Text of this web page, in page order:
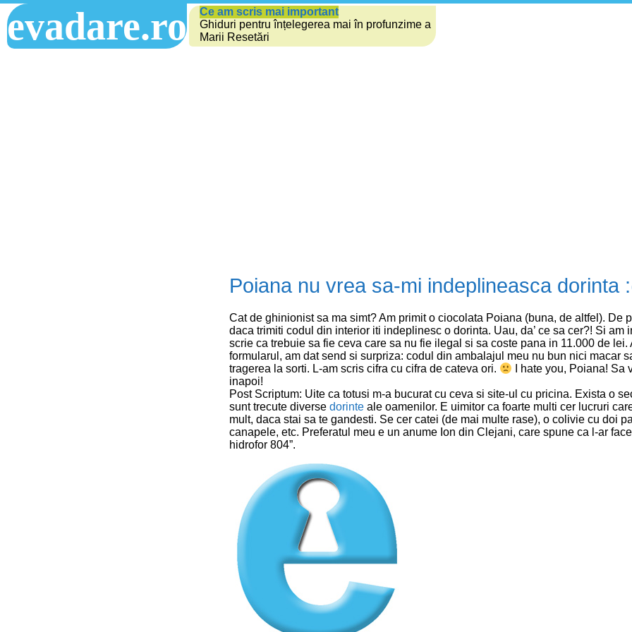
evadare.ro
Ce am scris mai important
Ghiduri pentru înțelegerea mai în profunzime a
Marii Resetări
Poiana nu vrea sa-mi indeplineasca dorinta
Cat de ghinionist sa ma simt? Am primit o ciocolata Poiana (buna, de altfel). De
daca trimiti codul din interior iti indeplinesc o dorinta. Uau, da’ ce sa cer?! Si am
scrie ca trebuie sa fie ceva care sa nu fie ilegal si sa coste pana in 11.000 de lei.
formularul, am dat send si surpriza: codul din ambalajul meu nu bun nici macar
tragerea la sorti. L-am scris cifra cu cifra de cateva ori.
I hate you, Poiana! Sa
inapoi!
Post Scriptum: Uite ca totusi m-a bucurat cu ceva si site-ul cu pricina. Exista o
sunt trecute diverse dorinte ale oamenilor. E uimitor ca foarte multi cer lucruri
mult, daca stai sa te gandesti. Se cer catei (de mai multe rase), o colivie cu doi
canapele, etc. Preferatul meu e un anume Ion din Clejani, care spune ca l-ar
hidrofor 804”.